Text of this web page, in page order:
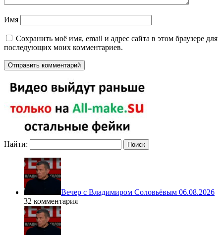
Имя
Сохранить моё имя, email и адрес сайта в этом браузере для
последующих моих комментариев.
Найти:
Вечер с Владимиром Соловьёвым 06.08.2026
32 комментария